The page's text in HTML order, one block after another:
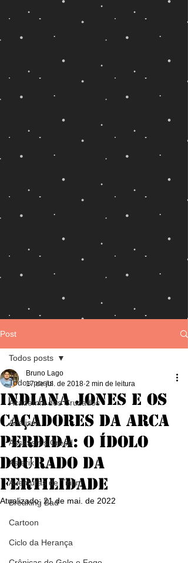
Post
Todos posts
Academia dos Cruzados
Análises
Assassin's Creed
Asterix
Aventuras de Tintim
Breaking Bad
Cartoon
Ciclo da Herança
Todos posts
Indiana Jones e os
Caçadores da Arca
Perdida: O Ídolo
Dourado da
Fertilidade
Bruno Lago
17 de jul. de 2018 2 min de leitura
Atualizado: 21 de mai. de 2022